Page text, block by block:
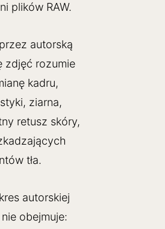
plików RAW.
autorską
zdjęć rozumie
kadru,
ziarna,
retusz skóry,
tła.
autorskiej
obejmuje: